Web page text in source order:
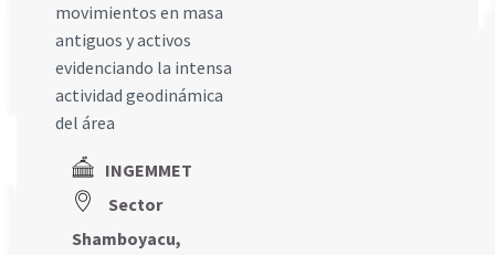
movimientos en masa
antiguos y activos
evidenciando la intensa
actividad geodinámica
del área
INGEMMET
Sector
Shamboyacu,